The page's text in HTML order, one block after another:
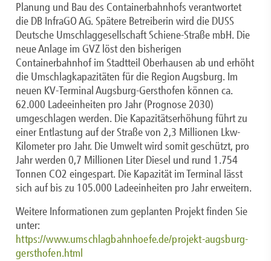
Planung und Bau des Containerbahnhofs verantwortet
die DB InfraGO AG. Spätere Betreiberin wird die DUSS
Deutsche Umschlaggesellschaft Schiene-Straße mbH. Die
neue Anlage im GVZ löst den bisherigen
Containerbahnhof im Stadtteil Oberhausen ab und erhöht
die Umschlagkapazitäten für die Region Augsburg. Im
neuen KV-Terminal Augsburg-Gersthofen können ca.
62.000 Ladeeinheiten pro Jahr (Prognose 2030)
umgeschlagen werden. Die Kapazitätserhöhung führt zu
einer Entlastung auf der Straße von 2,3 Millionen Lkw-
Kilometer pro Jahr. Die Umwelt wird somit geschützt, pro
Jahr werden 0,7 Millionen Liter Diesel und rund 1.754
Tonnen CO2 eingespart. Die Kapazität im Terminal lässt
sich auf bis zu 105.000 Ladeeinheiten pro Jahr erweitern.
Weitere Informationen zum geplanten Projekt finden Sie
unter:
https://www.umschlagbahnhoefe.de/projekt-augsburg-
gersthofen.html